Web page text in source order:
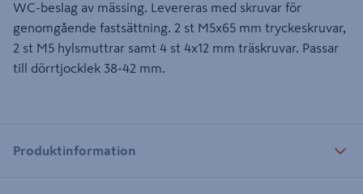
WC-beslag av mässing. Levereras med skruvar för
genomgående fastsättning. 2 st M5x65 mm tryckeskruvar,
2 st M5 hylsmuttrar samt 4 st 4x12 mm träskruvar. Passar
till dörrtjocklek 38-42 mm.
Produktinformation